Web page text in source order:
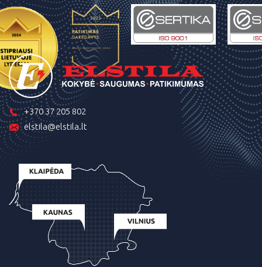
+370 37 205 802
elstila@elstila.lt